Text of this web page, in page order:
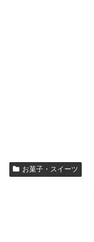
お菓子・スイーツ